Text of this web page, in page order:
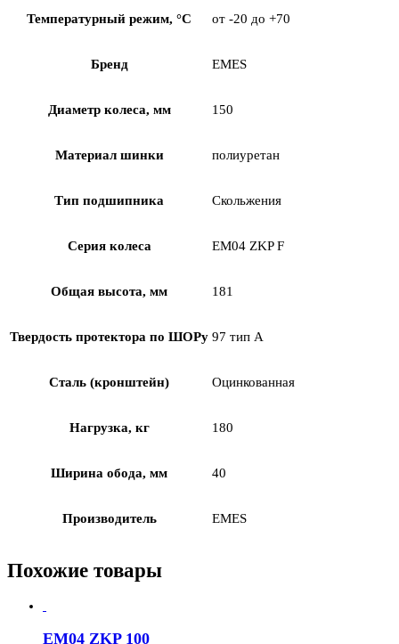
Температурный режим, °С от -20 до +70
Бренд EMES
Диаметр колеса, мм 150
Материал шинки полиуретан
Тип подшипника Скольжения
Серия колеса EM04 ZKP F
Общая высота, мм 181
Твердость протектора по ШОРу 97 тип А
Сталь (кронштейн) Оцинкованная
Нагрузка, кг 180
Ширина обода, мм 40
Производитель EMES
Похожие товары
EM04 ZKP 100